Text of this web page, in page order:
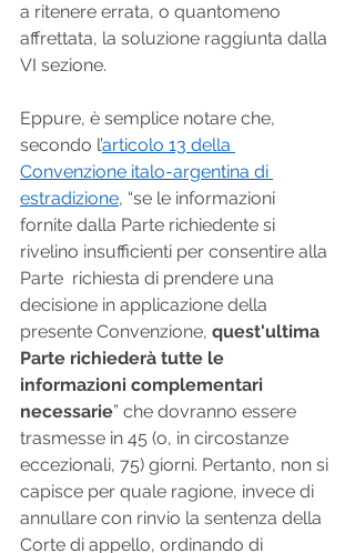
a ritenere errata, o quantomeno
affrettata, la soluzione raggiunta dalla
VI sezione.
Eppure, è semplice notare che,
secondo l’articolo 13 della
Convenzione italo-argentina di
estradizione, “se le informazioni
fornite dalla Parte richiedente si
rivelino insufficienti per consentire alla
Parte  richiesta di prendere una
decisione in applicazione della
presente Convenzione, quest'ultima
Parte richiederà tutte le
informazioni complementari
necessarie” che dovranno essere
trasmesse in 45 (o, in circostanze
eccezionali, 75) giorni. Pertanto, non si
capisce per quale ragione, invece di
annullare con rinvio la sentenza della
Corte di appello, ordinando di